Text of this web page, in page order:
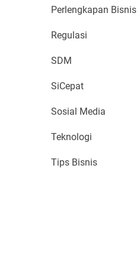
Perlengkapan Bisnis
Regulasi
SDM
SiCepat
Sosial Media
Teknologi
Tips Bisnis